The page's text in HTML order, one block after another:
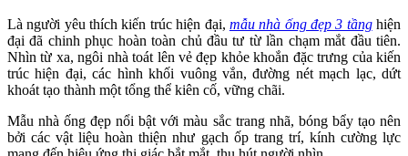
Là người yêu thích kiến trúc hiện đại, mẫu nhà ống đẹp 3 tầnghiện
đại đã chinh phục hoàn toàn chủ đầu tư từ lần chạm mắt đầu tiên.
Nhìn từ xa, ngôi nhà toát lên vẻ đẹp khỏe khoắn đặc trưng của kiến
trúc hiện đại, các hình khối vuông vắn, đường nét mạch lạc, dứt
khoát tạo thành một tổng thể kiên cố, vững chãi.
Mẫu nhà ống đẹp nổi bật với màu sắc trang nhã, bóng bẩy tạo nên
bởi các vật liệu hoàn thiện như gạch ốp trang trí, kính cường lực